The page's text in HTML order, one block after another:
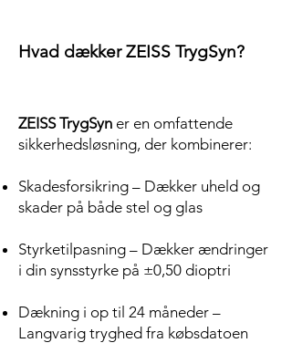
Hvad dækker ZEISS TrygSyn?
ZEISS TrygSyn er en omfattende
sikkerhedsløsning, der kombinerer:
Skadesforsikring – Dækker uheld og
skader på både stel og glas
Styrketilpasning – Dækker ændringer
i din synsstyrke på ±0,50 dioptri
Dækning i op til 24 måneder –
Langvarig tryghed fra købsdatoen